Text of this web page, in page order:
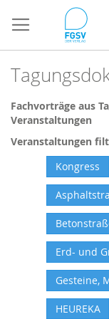
zum
Inhalt
Fachvorträge aus
Veranstaltungen
Veranstaltungen
Kongress
Erd- und
Gesteine,
HEUREKA